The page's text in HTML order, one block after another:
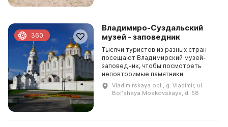
Владимиро-Суздальский
музей - заповедник
Тысячи туристов из разных стран
посещают Владимирский музей-
заповедник, чтобы посмотреть
неповторимые памятники
архитектуры Древней Руси. В 1998
году по указу Президента РФ он
был включен в свод особо...
Vladimirskaya obl., g. Vladimir, ul.
Bolʹshaya Moskovskaya, d. 58
360